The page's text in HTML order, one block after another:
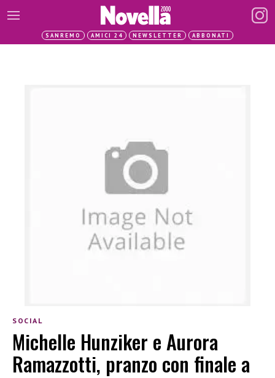
SANREMO AMICI 24 NEWSLETTER ABBONATI
SOCIAL
Michelle Hunziker e Aurora
Ramazzotti, pranzo con finale a